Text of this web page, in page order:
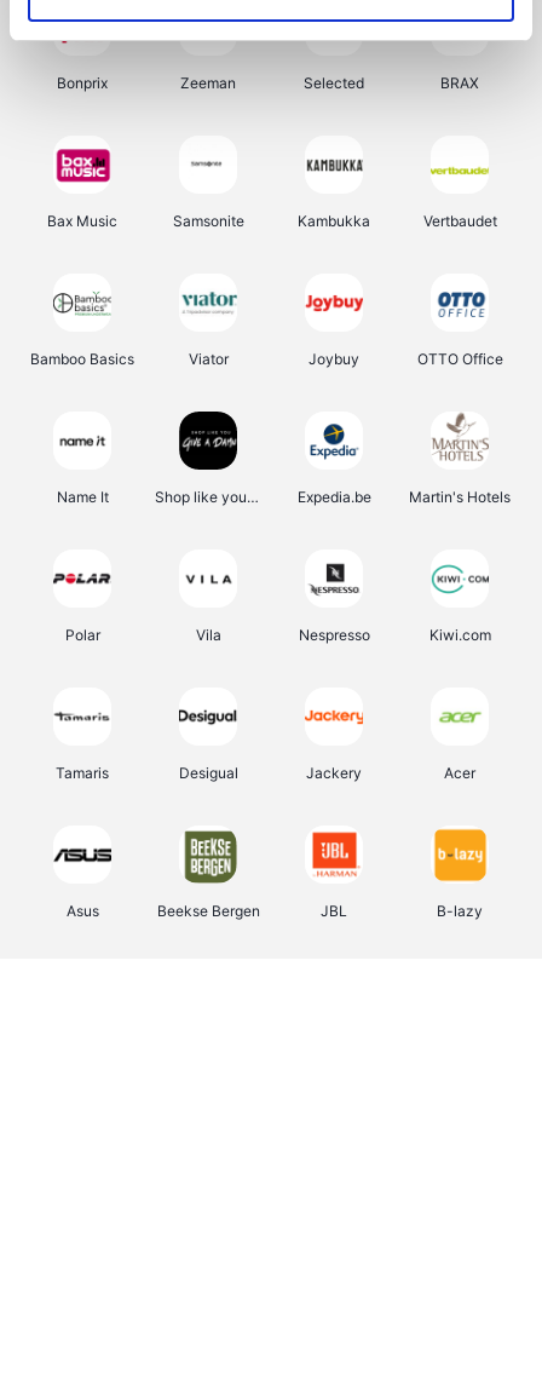
Bonprix Zeeman Selected BRAX
Bax Music Samsonite Kambukka Vertbaudet
Bamboo Basics Viator Joybuy OTTO Office
Name It Shop like you Give A Damn Expedia.be Martin's Hotels
Polar Vila Nespresso Kiwi.com
Tamaris Desigual Jackery Acer
Asus Beekse Bergen JBL B-lazy